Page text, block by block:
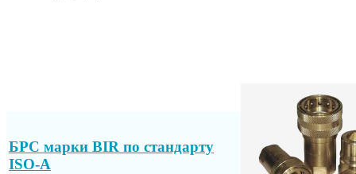
БРС марки BIR по стандарту
ISO-A